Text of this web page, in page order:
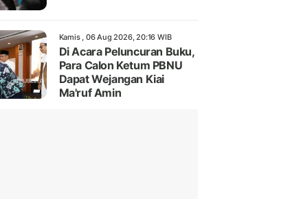
Kamis , 06 Aug 2026, 20:16 WIB
Di Acara Peluncuran Buku,
Para Calon Ketum PBNU
Dapat Wejangan Kiai
Ma'ruf Amin